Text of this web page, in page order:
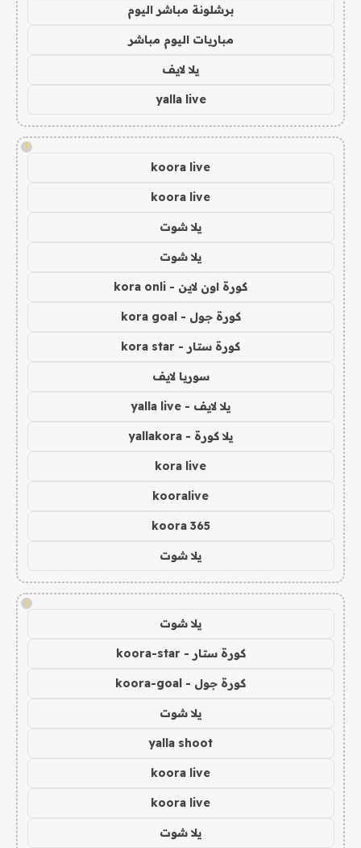
برشلونة مباشر اليوم
مباريات اليوم مباشر
يلا لايف
yalla live
!
koora live
koora live
يلا شوت
يلا شوت
كورة اون لاين - kora onli
كورة جول - kora goal
كورة ستار - kora star
سوريا لايف
يلا لايف - yalla live
يلا كورة - yallakora
kora live
kooralive
koora 365
يلا شوت
!
يلا شوت
كورة ستار - koora-star
كورة جول - koora-goal
يلا شوت
yalla shoot
koora live
koora live
يلا شوت